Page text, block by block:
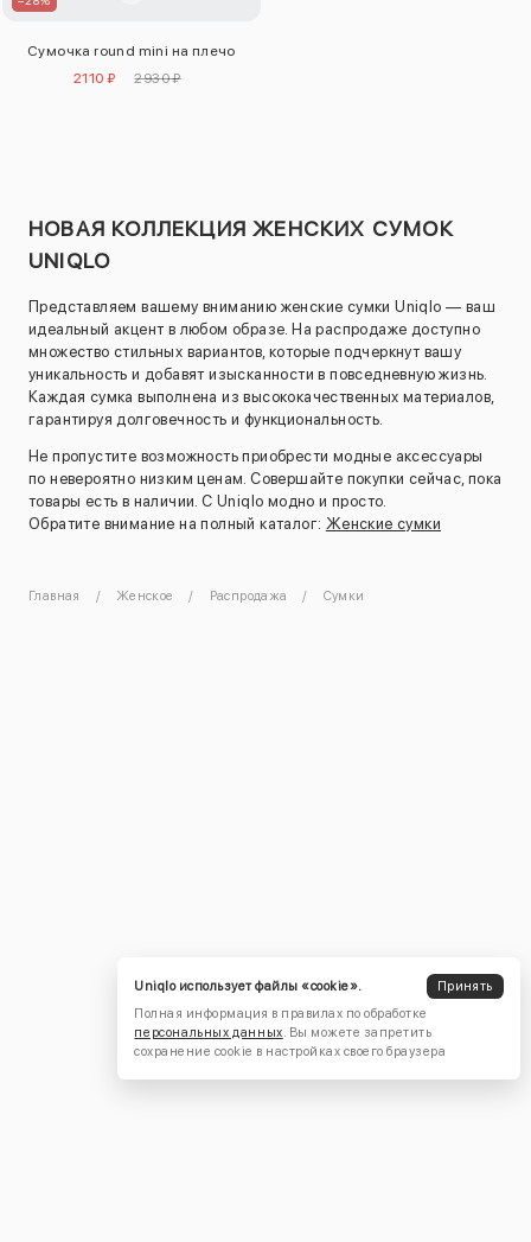
Сумочка round mini на плечо
2110 ₽
2930 ₽
НОВАЯ КОЛЛЕКЦИЯ ЖЕНСКИХ СУМОК
UNIQLO
Представляем вашему вниманию женские сумки Uniqlo — ваш
идеальный акцент в любом образе. На распродаже доступно
множество стильных вариантов, которые подчеркнут вашу
уникальность и добавят изысканности в повседневную жизнь.
Каждая сумка выполнена из высококачественных материалов,
гарантируя долговечность и функциональность.
Не пропустите возможность приобрести модные аксессуары
по невероятно низким ценам. Совершайте покупки сейчас, пока
товары есть в наличии. С Uniqlo модно и просто.
Обратите внимание на полный каталог: Женские сумки
Главная Женское Распродажа Сумки
Uniqlo использует файлы «cookie».
Принять
Полная информация в правилах по обработке
персональных данных. Вы можете запретить
сохранение cookie в настройках своего браузера